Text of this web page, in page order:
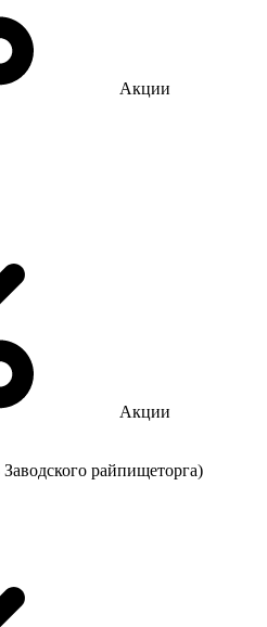
Акции
Акции
райпищеторга)